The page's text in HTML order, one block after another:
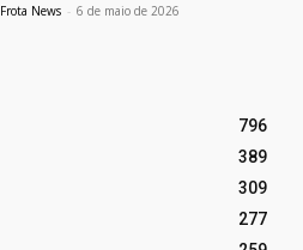
News - 6 de maio de 2026
796
389
309
277